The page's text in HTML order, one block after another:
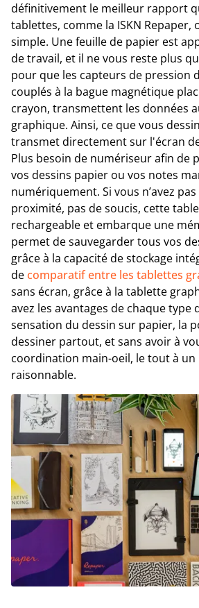
définitivement le meilleur rapport
tablettes, comme la ISKN Repaper,
simple. Une feuille de papier est
de travail, et il ne vous reste plus
pour que les capteurs de pression
couplés à la bague magnétique
crayon, transmettent les données
graphique. Ainsi, ce que vous
transmet directement sur l'écran
Plus besoin de numériseur afin de
vos dessins papier ou vos notes
numériquement. Si vous n’avez
proximité, pas de soucis, cette
rechargeable et embarque une
permet de sauvegarder tous vos
grâce à la capacité de stockage
decomparatif entre les tablettes
sans écran, grâce à la tablette
avez les avantages de chaque type
sensation du dessin sur papier, la
dessiner partout, et sans avoir à
coordination main-oeil, le tout à
raisonnable.